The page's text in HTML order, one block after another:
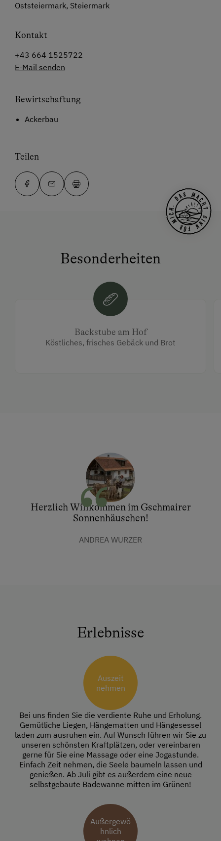
Oststeiermark, Steiermark
Kontakt
+43 664 1525722
E-Mail senden
Bewirtschaftung
Ackerbau
Teilen
Besonderheiten
Backstube am Hof
Köstliches, frisches Gebäck und Brot
Herzlich Willkommen im Gschmairer
Sonnenhäuschen!
ANDREA WURZER
Erlebnisse
Auszeit
nehmen
Bei uns finden Sie die verdiente Ruhe und Erholung.
Gemütliche Liegen, Hängematten und Hängesessel
laden zum ausruhen ein. Auf Wunsch führen wir Sie zu
unseren schönsten Kraftplätzen, oder vereinbaren
gerne für Sie eine Massage oder eine Jogastunde.
Einfach Zeit nehmen, die Seele baumeln lassen und
genießen. Ab Juli gibt es außerdem eine neue
selbstgebaute Badewanne mitten im Grünen!
Außergewö
hnlich